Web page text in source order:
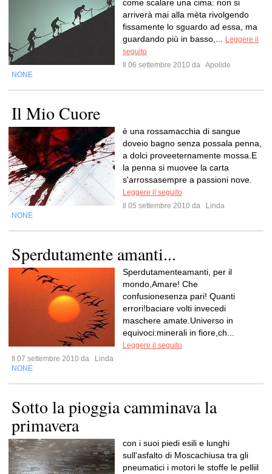
come scalare una cima: non si
arriverà mai alla mèta rivolgendo
fissamente lo sguardo ad essa, ma
guardando più in basso,...
Leggere il
seguito
Il 06 settembre 2010 da Apolide
NONE
Il Mio Cuore
è una rossamacchia di sangue
doveio bagno senza possala penna,
a dolci proveeternamente mossa.E
la penna si muovee la carta
s'arrossasempre a passioni nove.
Leggere il seguito
Il 05 settembre 2010 da
Linda
NONE
Sperdutamente amanti...
Sperdutamenteamanti, per il
mondo,Amare! Che
confusionesenza pari! Quanti
errori!baciare volti invecedi
maschere amate.Universo in
equivoci:minerali in fiore,ch...
Leggere il seguito
Il 07 settembre 2010 da
Linda
NONE
Sotto la pioggia camminava la
primavera
con i suoi piedi esili e lunghi
sull'asfalto di Moscachiusa tra gli
pneumatici i motori le stoffe le pelliil